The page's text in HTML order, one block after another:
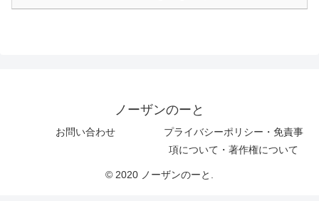
ノーザンのーと
お問い合わせ
プライバシーポリシー・免責事
項について・著作権について
© 2020 ノーザンのーと.